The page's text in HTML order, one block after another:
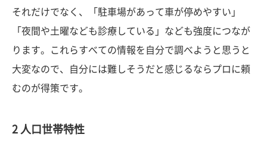
それだけでなく、「駐車場があって車が停めやすい」
「夜間や土曜なども診療している」なども強度につなが
ります。これらすべての情報を自分で調べようと思うと
大変なので、自分には難しそうだと感じるならプロに頼
むのが得策です。
2 人口世帯特性